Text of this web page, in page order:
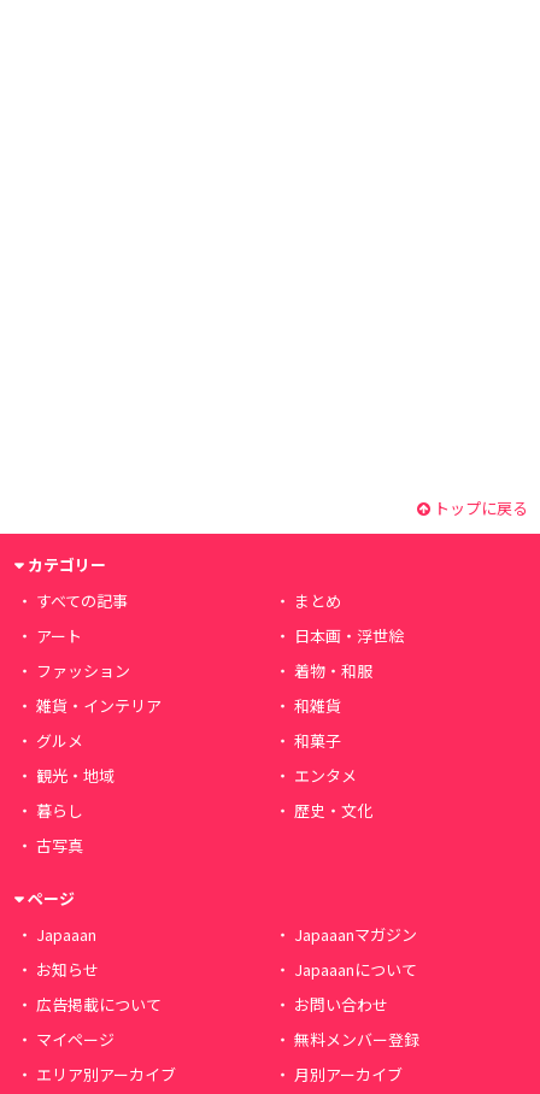
トップに戻る
カテゴリー
すべての記事
まとめ
アート
日本画・浮世絵
ファッション
着物・和服
雑貨・インテリア
和雑貨
グルメ
和菓子
観光・地域
エンタメ
暮らし
歴史・文化
古写真
ページ
Japaaan
Japaaanマガジン
お知らせ
Japaaanについて
広告掲載について
お問い合わせ
マイページ
無料メンバー登録
エリア別アーカイブ
月別アーカイブ